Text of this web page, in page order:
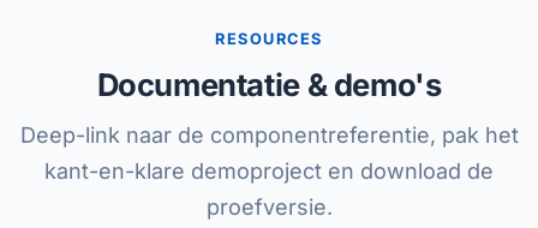
RESOURCES
Documentatie & demo's
Deep-link naar de componentreferentie, pak het
kant-en-klare demoproject en download de
proefversie.